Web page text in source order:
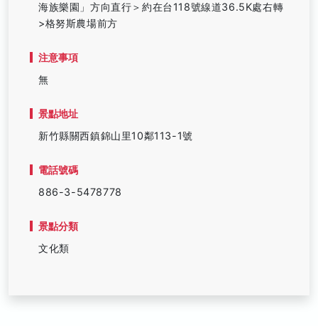
海族樂園」方向直行＞約在台118號線道36.5K處右轉
>格努斯農場前方
注意事項
無
景點地址
新竹縣關西鎮錦山里10鄰113-1號
電話號碼
886-3-5478778
景點分類
文化類